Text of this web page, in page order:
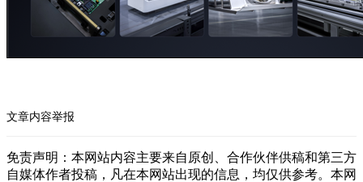
文章内容举报
免责声明：本网站内容主要来自原创、合作伙伴供稿和第三方
自媒体作者投稿，凡在本网站出现的信息，均仅供参考。本网